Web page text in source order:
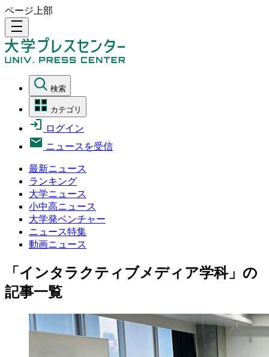
ページ上部
density_medium
検索
カテゴリ
ログイン
ニュースを受信
最新ニュース
ランキング
大学ニュース
小中高ニュース
大学発ベンチャー
ニュース特集
動画ニュース
「インタラクティブメディア学科」の
記事一覧